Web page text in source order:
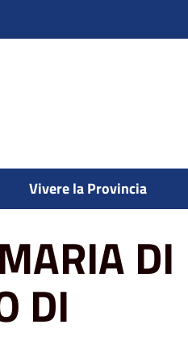
Vivere la Provincia
DI LUCEDIO
DI
DI